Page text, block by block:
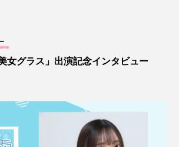
女グラス」出演記念インタビュー